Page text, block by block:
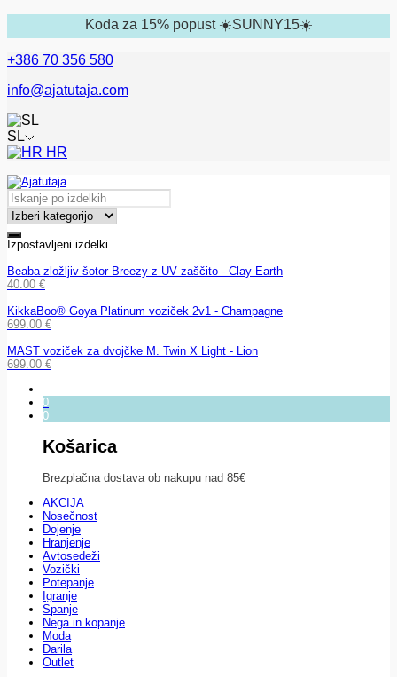
Koda za 15% popust ☀️SUNNY15☀️
+386 70 356 580
info@ajatutaja.com
SL
HR
Izpostavljeni izdelki
Beaba zložljiv šotor Breezy z UV zaščito - Clay Earth
40.00 €
KikkaBoo® Goya Platinum voziček 2v1 - Champagne
699.00 €
MAST voziček za dvojčke M. Twin X Light - Lion
699.00 €
0
0
Košarica
Brezplačna dostava ob nakupu nad 85€
AKCIJA
Nosečnost
Dojenje
Hranjenje
Avtosedeži
Vozički
Potepanje
Igranje
Spanje
Nega in kopanje
Moda
Darila
Outlet